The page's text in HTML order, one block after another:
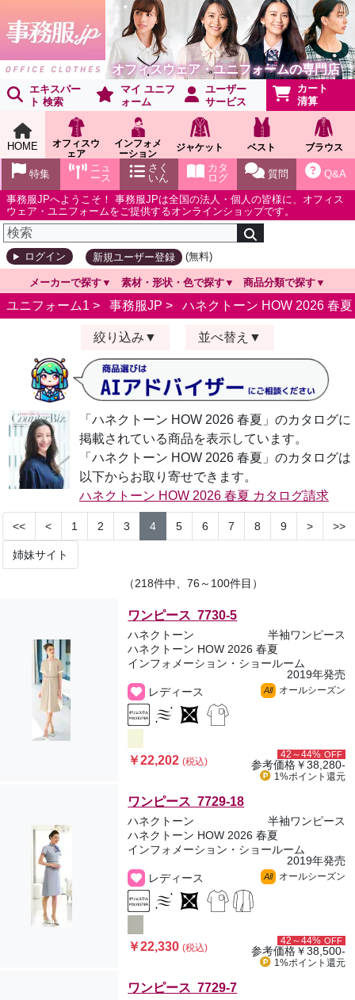
オフィスウェア・ユニフォームの専門店
エキスパー
ト 検索
マイ ユニフ
ォーム
ユーザー
サービス
カート
清算
HOME
オフィスウ
ェア
インフォメ
ーション
ショールー
ム
ジャケット ベスト ブラウス
Q&A
質問
カタ
ログ
さく
いん
ニュ
ース
特集
事務服JPへようこそ！ 事務服JPは全国の法人・個人の皆様に、オフィス
ウェア・ユニフォームをご提供するオンラインショップです。
ログイン 新規ユーザー登録 (無料)
メーカーで探す 素材・形状・色で探す 商品分類で探す
ユニフォーム1 > 事務服JP > ハネクトーン HOW 2026 春夏
絞り込み 並べ替え
「ハネクトーン HOW 2026 春夏」のカタログに
掲載されている商品を表示しています。
「ハネクトーン HOW 2026 春夏」のカタログは
以下からお取り寄せできます。
ハネクトーン HOW 2026 春夏 カタログ請求
<< < 1 2 3 4 5 6 7 8 9 > >>
姉妹サイト
（218件中、76～100件目）
ワンピース 7730-5
ハネクトーン
半袖ワンピース
ハネクトーン HOW 2026 春夏
インフォメーション・ショールーム
2019年発売
レディース
All オールシーズン
￥22,202(税込)
42～44% OFF
参考価格￥38,280-
1%ポイント 還元
ワンピース 7729-18
ハネクトーン
半袖ワンピース
ハネクトーン HOW 2026 春夏
インフォメーション・ショールーム
2019年発売
レディース
All オールシーズン
￥22,330(税込)
42～44% OFF
参考価格￥38,500-
1%ポイント 還元
ワンピース 7729-7